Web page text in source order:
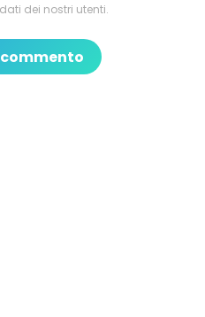
dei nostri utenti.